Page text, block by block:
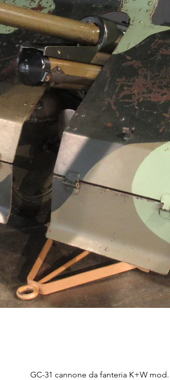
Vista rapida
GC-31 cannone da fanteria K+W